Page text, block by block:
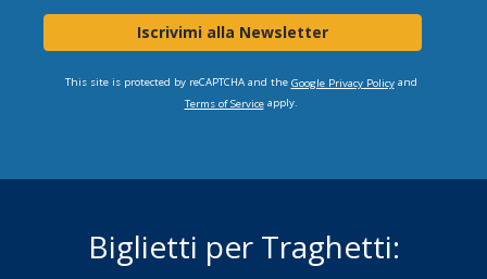
Iscrivimi alla Newsletter
This site is protected by reCAPTCHA and the Google Privacy Policyand
Terms of Serviceapply.
Biglietti per Traghetti: